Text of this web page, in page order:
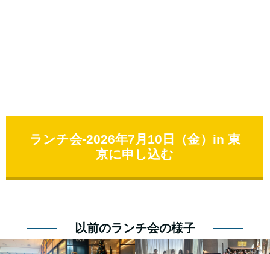
ランチ会-2026年7月10日（金）in 東
京に申し込む
以前のランチ会の様子